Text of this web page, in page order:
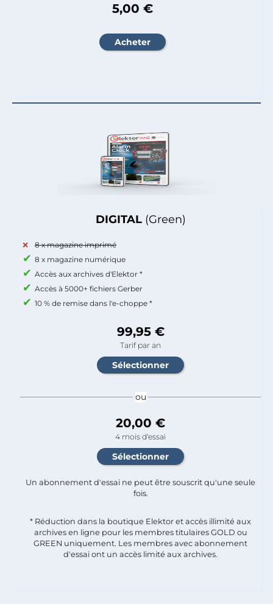
DIGITAL (Green)
8 x magazine imprimé
8 x magazine numérique
Accès aux archives d'Elektor *
Accès à 5000+ fichiers Gerber
10 % de remise dans l'e-choppe *
99,95 €
Tarif par an
ou
20,00 €
4 mois d'essai
Un abonnement d'essai ne peut être souscrit qu'une seule
fois.​
* Réduction dans la boutique Elektor et accès illimité aux
archives en ligne pour les membres titulaires GOLD ou
GREEN uniquement. Les membres avec abonnement
d'essai ont un accès limité aux archives.
5,00 €